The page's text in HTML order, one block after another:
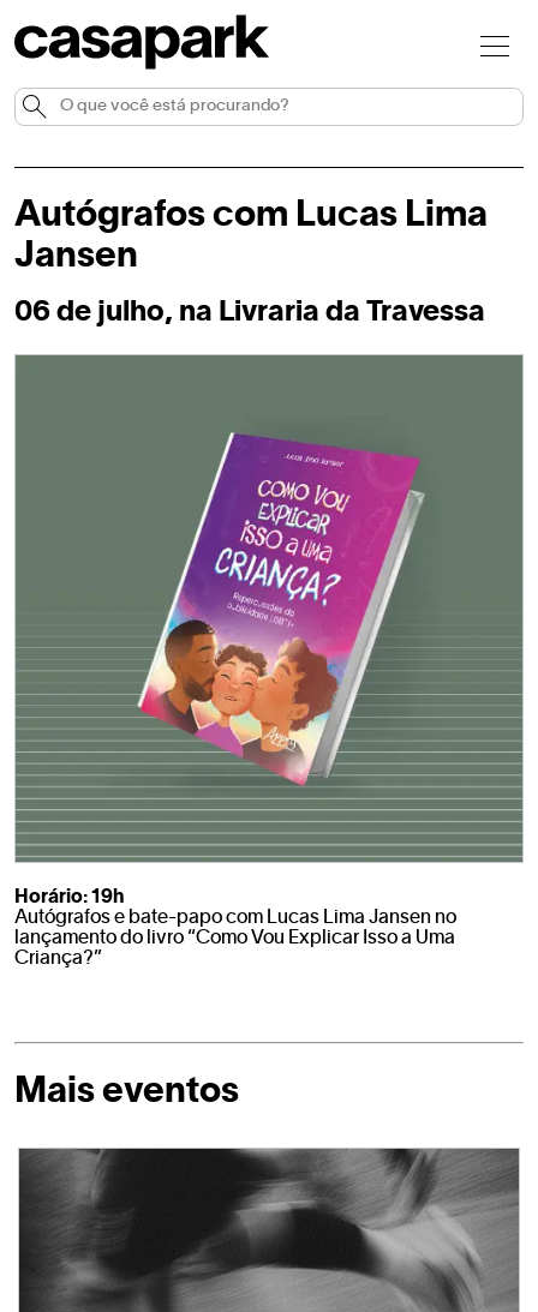
Autógrafos com Lucas Lima
Jansen
06 de julho, na Livraria da Travessa
Horário: 19h
Autógrafos e bate-papo com Lucas Lima Jansen no
lançamento do livro “Como Vou Explicar Isso a Uma
Criança?”
Mais eventos